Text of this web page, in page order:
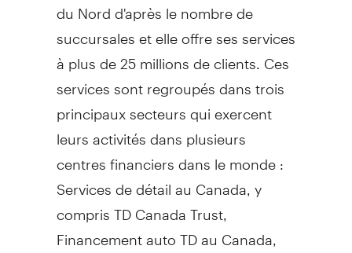
du Nord d'après le nombre de
succursales et elle offre ses services
à plus de 25 millions de clients. Ces
services sont regroupés dans trois
principaux secteurs qui exercent
leurs activités dans plusieurs
centres financiers dans le monde :
Services de détail au Canada , y
compris TD Canada Trust,
Financement auto TD au Canada